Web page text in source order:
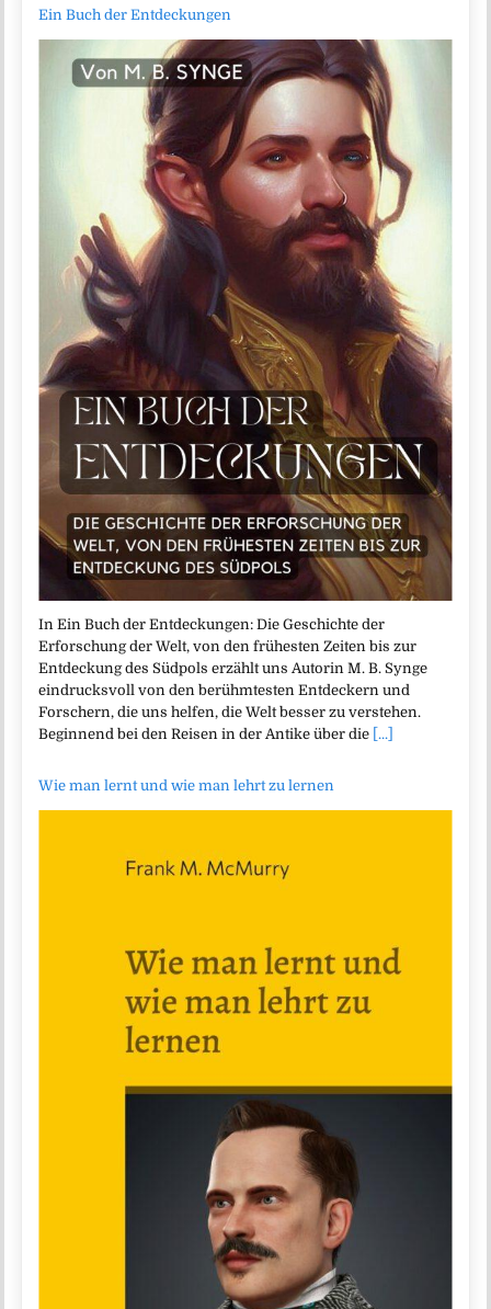
Ein Buch der Entdeckungen
In Ein Buch der Entdeckungen: Die Geschichte der
Erforschung der Welt, von den frühesten Zeiten bis zur
Entdeckung des Südpols erzählt uns Autorin M. B. Synge
eindrucksvoll von den berühmtesten Entdeckern und
Forschern, die uns helfen, die Welt besser zu verstehen.
Beginnend bei den Reisen in der Antike über die [...]
Wie man lernt und wie man lehrt zu lernen